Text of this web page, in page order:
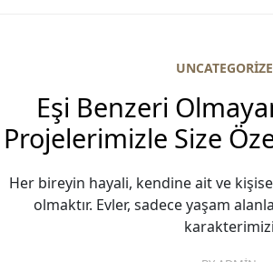
Eşi Benzeri
Projelerimizle Size
Her bireyin hayali, kendine ait ve
olmaktır. Evler, sadece yaşam
karakterimizi